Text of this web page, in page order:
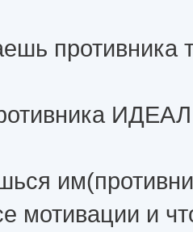
противника
мотивации и